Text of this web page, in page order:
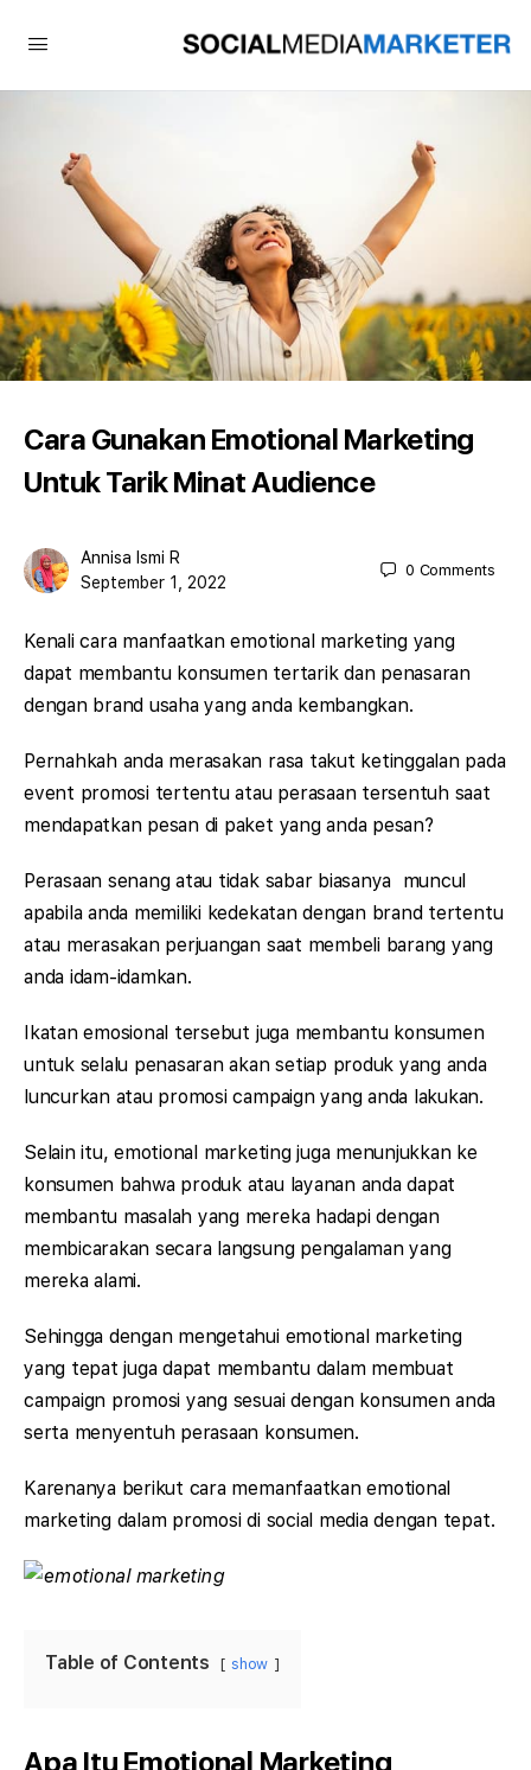
Cara Gunakan Emotional Marketing
Untuk Tarik Minat Audience
Annisa Ismi R
September 1, 2022
0 Comments
Kenali cara manfaatkan emotional marketing yang
dapat membantu konsumen tertarik dan penasaran
dengan brand usaha yang anda kembangkan.
Pernahkah anda merasakan rasa takut ketinggalan pada
event promosi tertentu atau perasaan tersentuh saat
mendapatkan pesan di paket yang anda pesan?
Perasaan senang atau tidak sabar biasanya muncul
apabila anda memiliki kedekatan dengan brand tertentu
atau merasakan perjuangan saat membeli barang yang
anda idam-idamkan.
Ikatan emosional tersebut juga membantu konsumen
untuk selalu penasaran akan setiap produk yang anda
luncurkan atau promosi campaign yang anda lakukan.
Selain itu, emotional marketing juga menunjukkan ke
konsumen bahwa produk atau layanan anda dapat
membantu masalah yang mereka hadapi dengan
membicarakan secara langsung pengalaman yang
mereka alami.
Sehingga dengan mengetahui emotional marketing
yang tepat juga dapat membantu dalam membuat
campaign promosi yang sesuai dengan konsumen anda
serta menyentuh perasaan konsumen.
Karenanya berikut cara memanfaatkan emotional
marketing dalam promosi di social media dengan tepat.
Table of Contents show
Apa Itu Emotional Marketing